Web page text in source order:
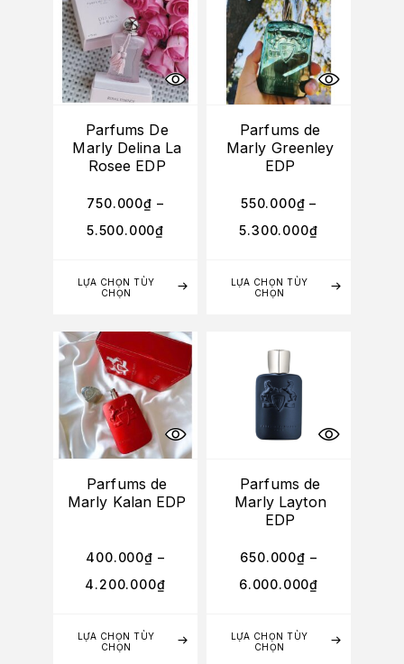
LỰA CHỌN TÙY
CHỌN
Parfums De
Marly Delina La
Rosee EDP
750.000₫ –
5.500.000₫
LỰA CHỌN TÙY
CHỌN
Parfums de
Marly Greenley
EDP
550.000₫ –
5.300.000₫
LỰA CHỌN TÙY
CHỌN
Parfums de
Marly Kalan EDP
400.000₫ –
4.200.000₫
LỰA CHỌN TÙY
CHỌN
Parfums de
Marly Layton
EDP
650.000₫ –
6.000.000₫